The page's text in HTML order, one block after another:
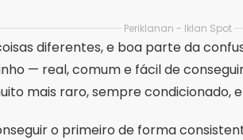
Periklanan - Iklan Spot
diferentes, e boa parte da
— real, comum e fácil de
mais raro, sempre condicionado,
o primeiro de forma